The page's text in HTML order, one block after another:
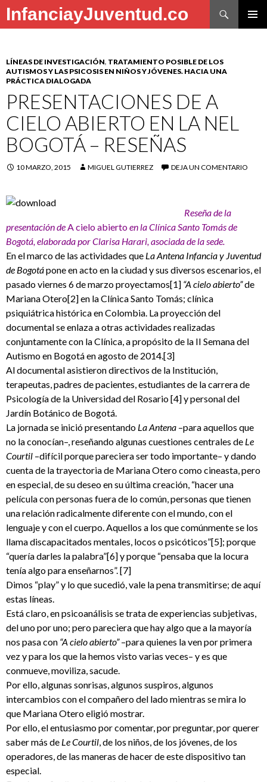
InfanciayJuventud.co
Buscar
LÍNEAS DE INVESTIGACIÓN, TRATAMIENTO POSIBLE DE LOS
AUTISMOS Y LAS PSICOSIS EN NIÑOS Y JÓVENES. HACIA UNA
PRÁCTICA DIALOGADA
PRESENTACIONES DE A
CIELO ABIERTO EN LA NEL
BOGOTÁ – RESEÑAS
10 MARZO, 2015 MIGUEL GUTIERREZ DEJA UN COMENTARIO
Reseña de la
presentación deA cielo abiertoen la Clínica Santo Tomás de
Bogotá, elaborada por Clarisa Harari, asociada de la sede.
En el marco de las actividades que La Antena Infancia y Juventud
de Bogotápone en acto en la ciudad y sus diversos escenarios, el
pasado viernes 6 de marzo proyectamos[1] “A cielo abierto”de
Mariana Otero[2] en la Clínica Santo Tomás; clínica
psiquiátrica histórica en Colombia. La proyección del
documental se enlaza a otras actividades realizadas
conjuntamente con la Clínica, a propósito de la II Semana del
Autismo en Bogotá en agosto de 2014.[3]
Al documental asistieron directivos de la Institución,
terapeutas, padres de pacientes, estudiantes de la carrera de
Psicología de la Universidad del Rosario [4] y personal del
Jardín Botánico de Bogotá.
La jornada se inició presentando La Antena –para aquellos que
no la conocían–, reseñando algunas cuestiones centrales de Le
Courtil –difícil porque pareciera ser todo importante– y dando
cuenta de la trayectoria de Mariana Otero como cineasta, pero
en especial, de su deseo en su última creación, “hacer una
película con personas fuera de lo común, personas que tienen
una relación radicalmente diferente con el mundo, con el
lenguaje y con el cuerpo. Aquellos a los que comúnmente se los
llama discapacitados mentales, locos o psicóticos”[5]; porque
“quería darles la palabra”[6] y porque “pensaba que la locura
tenía algo para enseñarnos”. [7]
Dimos “play” y lo que sucedió, vale la pena transmitirse; de aquí
estas líneas.
Está claro, en psicoanálisis se trata de experiencias subjetivas,
del uno por uno; pero pareciera que hay algo que a la mayoría
nos pasa con “A cielo abierto”–para quienes la ven por primera
vez y para los que la hemos visto varias veces– y es que
conmueve, moviliza, sacude.
Por ello, algunas sonrisas, algunos suspiros, algunos
intercambios con el compañero del lado mientras se mira lo
que Mariana Otero eligió mostrar.
Por ello, el entusiasmo por comentar, por preguntar, por querer
saber más de Le Courtil, de los niños, de los jóvenes, de los
operadores, de las maneras de hacer de este dispositivo tan
especial.